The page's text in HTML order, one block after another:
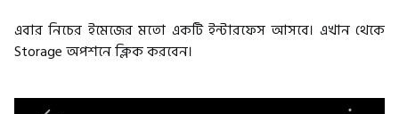
এবার নিচের ইমেজের মতো একটি ইন্টারফেস আসবে। এখান থেকে
Storage অপশনে ক্লিক করবেন।